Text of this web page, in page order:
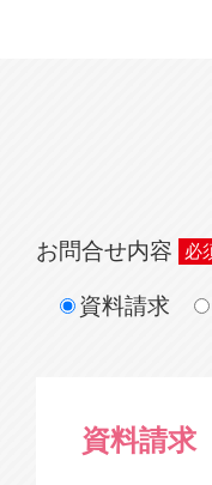
お問合せ内容
資料請求
資料請求